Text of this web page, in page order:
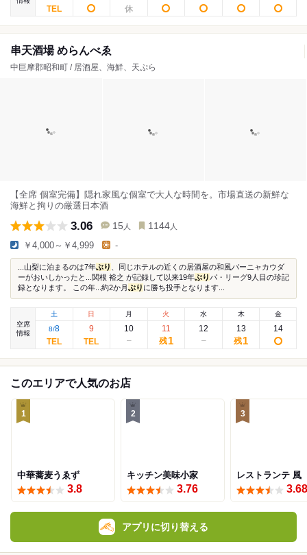
串天酒場 めらんべゑ
中巨摩郡昭和町 / 居酒屋、海鮮、天ぷら
【全席 個室完備】隠れ家風な個室で大人な時間を。市場直送の新鮮な
海鮮と拘りの厳選日本酒
3.06 15 人 1144 人
￥4,000～￥4,999 -
...山梨に泊まるのは7年ぶり
、同じホテルの近くの居酒屋の和風バーニャカウダ
ーがおいしかったと...関根 裕之 が記録して以来19年ぶり パ・リーグ9人目の珍記
録となります。 この年...約2か月 ぶり に勝ち投手となります...
空席
情報
土
8/8
日
9
月
10
火
11
残1
水
12
木
13
残1
金
14
このエリアで人気のお店
1
中華蕎麦うゑず
3.8
2
キッチン美味小家
3.76
3
レストランテ 風
3.68
アプリに切り替える